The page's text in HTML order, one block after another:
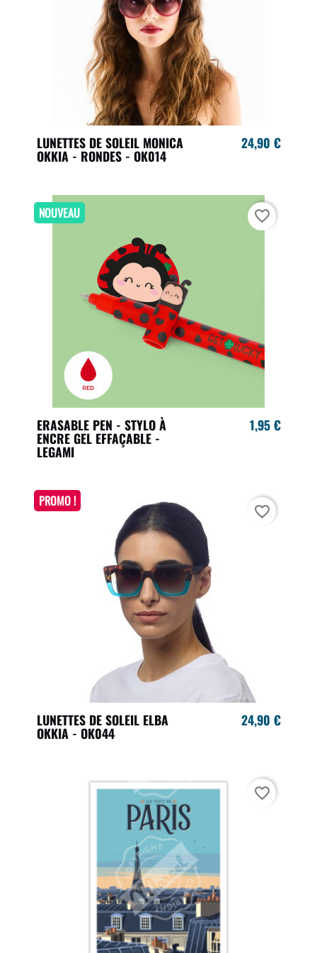
LUNETTES DE SOLEIL MONICA
OKKIA - RONDES - OK014
24,90 €
ERASABLE PEN - STYLO À
ENCRE GEL EFFAÇABLE -
LEGAMI
1,95 €
NOUVEAU favorite_border
LUNETTES DE SOLEIL ELBA
OKKIA - OK044
24,90 €
PROMO !
favorite_border
favorite_border